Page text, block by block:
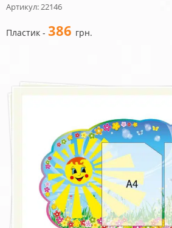
Артикул: 22146
Пластик - 386 грн.